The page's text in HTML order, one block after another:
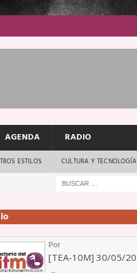
AGENDA RADIO
ESTILOS CULTURA Y TECNOLOGÍA